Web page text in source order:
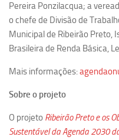
Daniel Domingues
Programas Ano
Cíntia
Cristina
Fernando
Pereira Ponzilacqua; a
o chefe de Divisão de
Municipal de Ribeirão Preto,
Brasileira de Renda Básica,
Mais informações:
Sobre o projeto
O projeto Ribeirão Preto e os
Sustentável da Agenda 2030